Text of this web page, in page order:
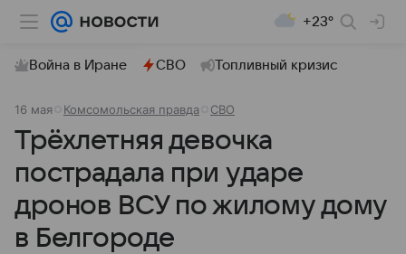
+23°
Война в Иране СВО Топливный кризис
16 мая Комсомольская правда СВО
Трёхлетняя девочка
пострадала при ударе
дронов ВСУ по жилому дому
в Белгороде